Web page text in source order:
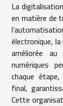
La
en matière de
électronique,
améliorée
numériques
chaque
final,
Cette